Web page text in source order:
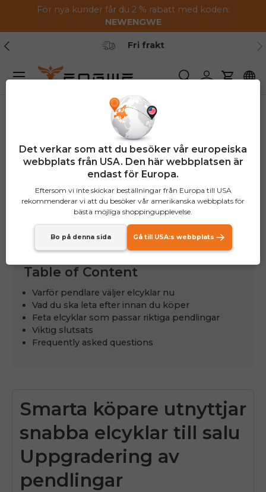
Hoppa till innehållet
För nya kunder får du 2 % rabatt med koden:
NEWENGWE
Tidigare
Fri frakt
SökaLogga in
Vagn
Meny
Table of Content
Varför pendlare väljer elcyklar nu
Vad du ska leta efter innan du köper
Feta elcyklar som passar riktiga pendlingar
Viktig slutsats
Frequently asked questions
Smarta köpare utnyttjar
snabba elcyklar till salu
Uppgradering av
pendlingar
Det verkar som att du besöker vår europeiska
webbplats från USA. Den här webbplatsen är
endast för Europa.
Eftersom vi inte skickar beställningar från Europa till USA
rekommenderar vi att du besöker vår amerikanska webbplats för
bästa möjliga shoppingupplevelse.
Bo på denna sida Gå till USA:s webbplats